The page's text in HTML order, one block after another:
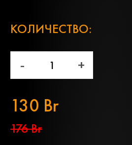
КОЛИЧЕСТВО:
- +
130 Br
176 Br